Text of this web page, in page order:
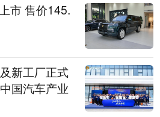
市 售价145.
新工厂正式
国汽车产业